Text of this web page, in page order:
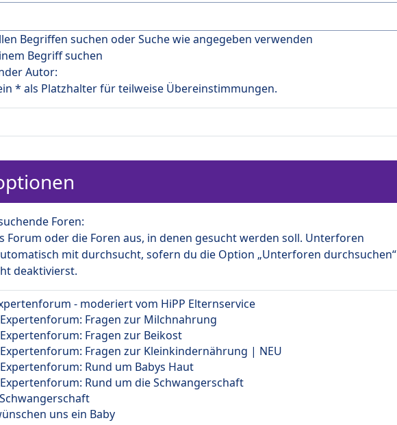
Begriffen suchen oder Suche wie angegeben verwenden
Begriff suchen
Autor:
* als Platzhalter für teilweise Übereinstimmungen.
Foren:
Forum oder die Foren aus, in denen gesucht werden soll. Unterforen
mit durchsucht, sofern du die Option „Unterforen durchsuchen“
deaktivierst.